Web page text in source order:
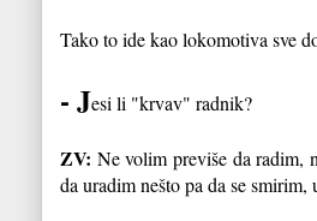
Tako to ide kao lokomotiva sve
- Jesi li "krvav" radnik?
ZV: Ne volim previše da radim,
da uradim nešto pa da se